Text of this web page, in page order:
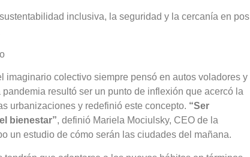
inclusiva, la seguridad y la cercanía en pos
imaginario colectivo siempre pensó en autos voladores y
resultó ser un punto de inflexión que acercó la
urbanizaciones y redefinió este concepto. “Ser
bienestar”, definió Mariela Mociulsky, CEO de la
un estudio de cómo serán las ciudades del mañana.